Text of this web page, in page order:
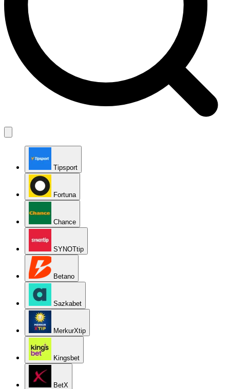
Tipsport
Fortuna
Chance
SYNOTtip
Betano
Sazkabet
MerkurXtip
Kingsbet
BetX